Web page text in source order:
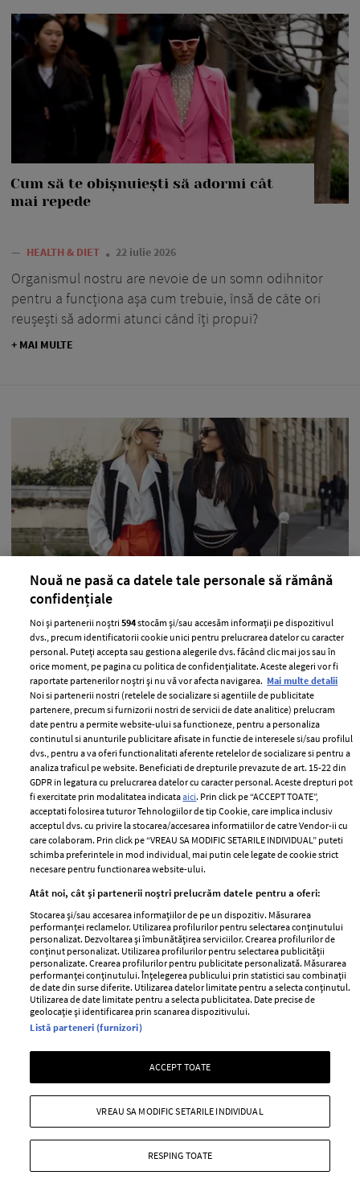
Cum să te obișnuiești să adormi cât
mai repede
— HEALTH & DIET 22 iulie 2026
Organismul nostru are nevoie de un somn odihnitor
pentru a funcționa așa cum trebuie, însă de câte ori
reușești să adormi atunci când îți propui?
+ MAI MULTE
10 lucruri pe care le au în comun dietele
care chiar dau rezultate
HEALTH & DIET 22 iulie 2026
Atunci când vine vorba despre diete, există foarte multe
idei conflictuale în ceea ce privește alegerile produselor
ori care este cea mai bună soluție de a pierde în
greutate.
+ MAI MULTE
10 moduri simple prin care îți poți
detoxifia organismul în fiecare zi
Probabil când te gândești la detoxifiere te gândești
automat la sucuri sau tot felul de diete, însă nu este
nevoie de măsuri atât de drastice pentru a-ți ajuta
organismul, așa că ți-am pregătit 10 metode pe care le
+ MAI MULTE
Nouă ne pasă ca datele tale personale să rămână
confidențiale
Noi și partenerii noștri594stocăm și/sau accesăm informații pe dispozitivul
dvs., precum identificatorii cookie unici pentru prelucrarea datelor cu caracter
personal. Puteți accepta sau gestiona alegerile dvs. făcând clic mai jos sau în
orice moment, pe pagina cu politica de confidențialitate. Aceste alegeri vor fi
raportate partenerilor noștri și nu vă vor afecta navigarea. Mai multe detalii
Noi si partenerii nostri (retelele de socializare si agentiile de publicitate
partenere, precum si furnizorii nostri de servicii de date analitice) prelucram
date pentru a permite website-ului sa functioneze, pentru a personaliza
continutul si anunturile publicitare afisate in functie de interesele si/sau profilul
dvs., pentru a va oferi functionalitati aferente retelelor de socializare si pentru a
analiza traficul pe website. Beneficiati de drepturile prevazute de art. 15-22 din
GDPR in legatura cu prelucrarea datelor cu caracter personal. Aceste drepturi pot
fi exercitate prin modalitatea indicataaici. Prin click pe “ACCEPT TOATE”,
acceptati folosirea tuturor Tehnologiilor de tip Cookie, care implica inclusiv
acceptul dvs. cu privire la stocarea/accesarea informatiilor de catre Vendor-ii cu
care colaboram. Prin click pe “VREAU SA MODIFIC SETARILE INDIVIDUAL” puteti
schimba preferintele in mod individual, mai putin cele legate de cookie strict
necesare pentru functionarea website-ului.
Atât noi, cât și partenerii noștri prelucrăm datele pentru a oferi:
Stocarea și/sau accesarea informațiilor de pe un dispozitiv. Măsurarea
performanței reclamelor. Utilizarea profilurilor pentru selectarea conținutului
personalizat. Dezvoltarea și îmbunătățirea serviciilor. Crearea profilurilor de
conținut personalizat. Utilizarea profilurilor pentru selectarea publicității
personalizate. Crearea profilurilor pentru publicitate personalizată. Măsurarea
performanței conținutului. Înțelegerea publicului prin statistici sau combinații
de date din surse diferite. Utilizarea datelor limitate pentru a selecta conținutul.
Utilizarea de date limitate pentru a selecta publicitatea. Date precise de
geolocație și identificarea prin scanarea dispozitivului.
Listă parteneri (furnizori)
ACCEPT TOATE
RESPING TOATE
VREAU SA MODIFIC SETARILE INDIVIDUAL